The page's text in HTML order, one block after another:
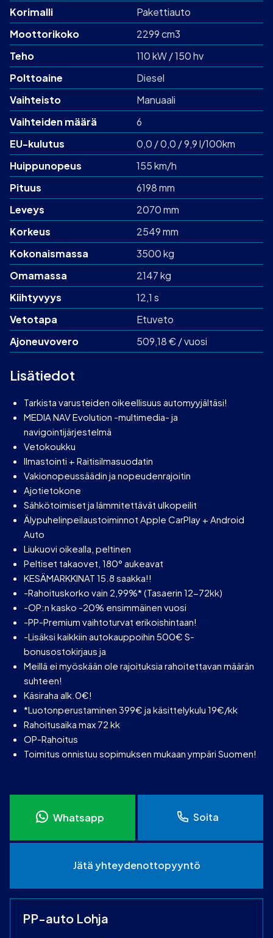
Korimalli
Pakettiauto
Moottorikoko
2299 cm3
Teho
110 kW / 150 hv
Polttoaine
Diesel
Vaihteisto
Manuaali
Vaihteiden määrä
6
EU-kulutus
0,0 / 0,0 / 9,9 l/100km
Huippunopeus
155 km/h
Pituus
6198 mm
Leveys
2070 mm
Korkeus
2549 mm
Kokonaismassa
3500 kg
Omamassa
2147 kg
Kiihtyvyys
12,1 s
Vetotapa
Etuveto
Ajoneuvovero
509,18 € / vuosi
Lisätiedot
Tarkista varusteiden oikeellisuus automyyjältäsi!
MEDIA NAV Evolution -multimedia- ja
navigointijärjestelmä
Vetokoukku
Ilmastointi + Raitisilmasuodatin
Vakionopeussäädin ja nopeudenrajoitin
Ajotietokone
Sähkötoimiset ja lämmitettävät ulkopeilit
Älypuhelinpeilaustoiminnot Apple CarPlay + Android
Auto
Liukuovi oikealla, peltinen
Peltiset takaovet, 180° aukeavat
KESÄMARKKINAT 15.8 saakka!!
-Rahoituskorko vain 2,99%* (Tasaerin 12-72kk)
-OP:n kasko -20% ensimmäinen vuosi
-PP-Premium vaihtoturvat erikoishintaan!
-Lisäksi kaikkiin autokauppoihin 500€ S-
bonusostokirjaus ja
Meillä ei myöskään ole rajoituksia rahoitettavan määrän
suhteen!
Käsiraha alk.0€!
*Luotonperustaminen 399€ ja käsittelykulu 19€/kk
Rahoitusaika max 72 kk
OP-Rahoitus
Toimitus onnistuu sopimuksen mukaan ympäri Suomen!
Whatsapp Soita
Jätä yhteydenottopyyntö
PP-auto Lohja